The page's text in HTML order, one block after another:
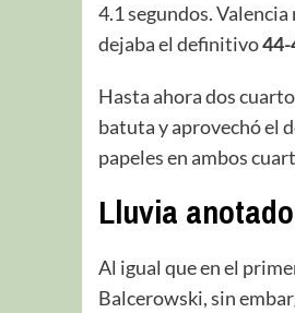
4.1 segundos.
dejaba el definitivo44-
Hasta ahora dos
batuta y aprovechó el
papeles en ambos
Lluvia
Al igual que en el
Balcerowski, sin